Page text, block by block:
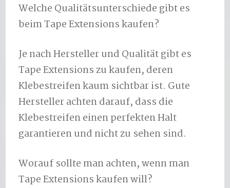
Welche Qualitätsunterschiede gibt es
beim Tape Extensions kaufen?
Je nach Hersteller und Qualität gibt es
Tape Extensions zu kaufen, deren
Klebestreifen kaum sichtbar ist. Gute
Hersteller achten darauf, dass die
Klebestreifen einen perfekten Halt
garantieren und nicht zu sehen sind.
Worauf sollte man achten, wenn man
Tape Extensions kaufen will?